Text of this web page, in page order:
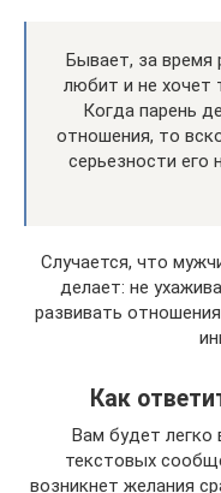
Бывает, за время
любит и не хочет
Когда парень
отношения, то
серьезности его
Случается, что
делает: не
развивать
Как
Вам будет легко
текстовых
возникнет желания